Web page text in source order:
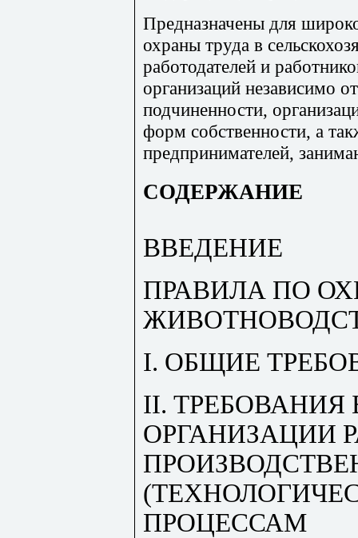
Предназначены для
охраны труда в
работодателей и
организаций независимо
подчиненности,
форм собственности, а
предпринимателей,
СОДЕРЖАНИЕ
ВВЕДЕНИЕ
ПРАВИЛА ПО
I. ОБЩИЕ
II. ТРЕБОВАНИЯ
ОРГАНИЗАЦИИ
ПРОЦЕССАМ